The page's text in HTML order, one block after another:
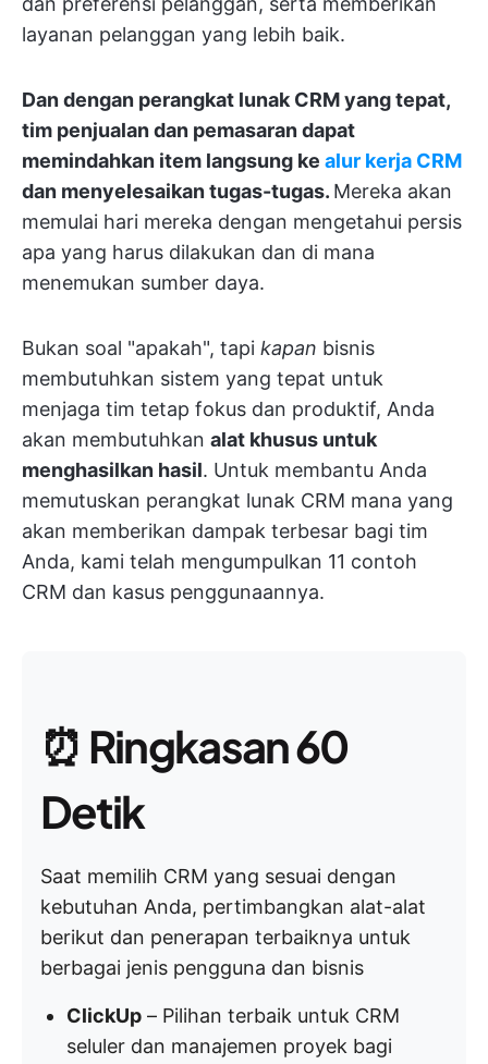
layanan pelanggan yang lebih baik.
Dan dengan perangkat lunak CRM yang tepat,
tim penjualan dan pemasaran dapat
memindahkan item langsung ke alur kerja CRM
dan menyelesaikan tugas-tugas. Mereka akan
memulai hari mereka dengan mengetahui persis
apa yang harus dilakukan dan di mana
menemukan sumber daya.
Bukan soal "apakah", tapi kapan bisnis
membutuhkan sistem yang tepat untuk
menjaga tim tetap fokus dan produktif, Anda
akan membutuhkan alat khusus untuk
menghasilkan hasil. Untuk membantu Anda
memutuskan perangkat lunak CRM mana yang
akan memberikan dampak terbesar bagi tim
Anda, kami telah mengumpulkan 11 contoh
CRM dan kasus penggunaannya.
⏰ Ringkasan 60
Detik
Saat memilih CRM yang sesuai dengan
kebutuhan Anda, pertimbangkan alat-alat
berikut dan penerapan terbaiknya untuk
berbagai jenis pengguna dan bisnis
ClickUp – Pilihan terbaik untuk CRM
seluler dan manajemen proyek bagi